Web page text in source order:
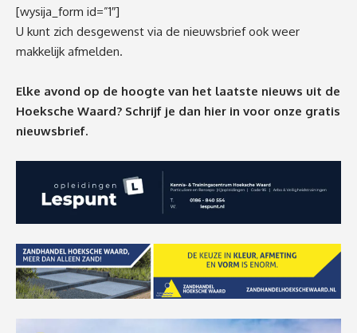
[wysija_form id=”1″]
U kunt zich desgewenst via de nieuwsbrief ook weer
makkelijk afmelden.
Elke avond op de hoogte van het laatste nieuws uit de
Hoeksche Waard? Schrijf je dan hier in voor onze gratis
nieuwsbrief.